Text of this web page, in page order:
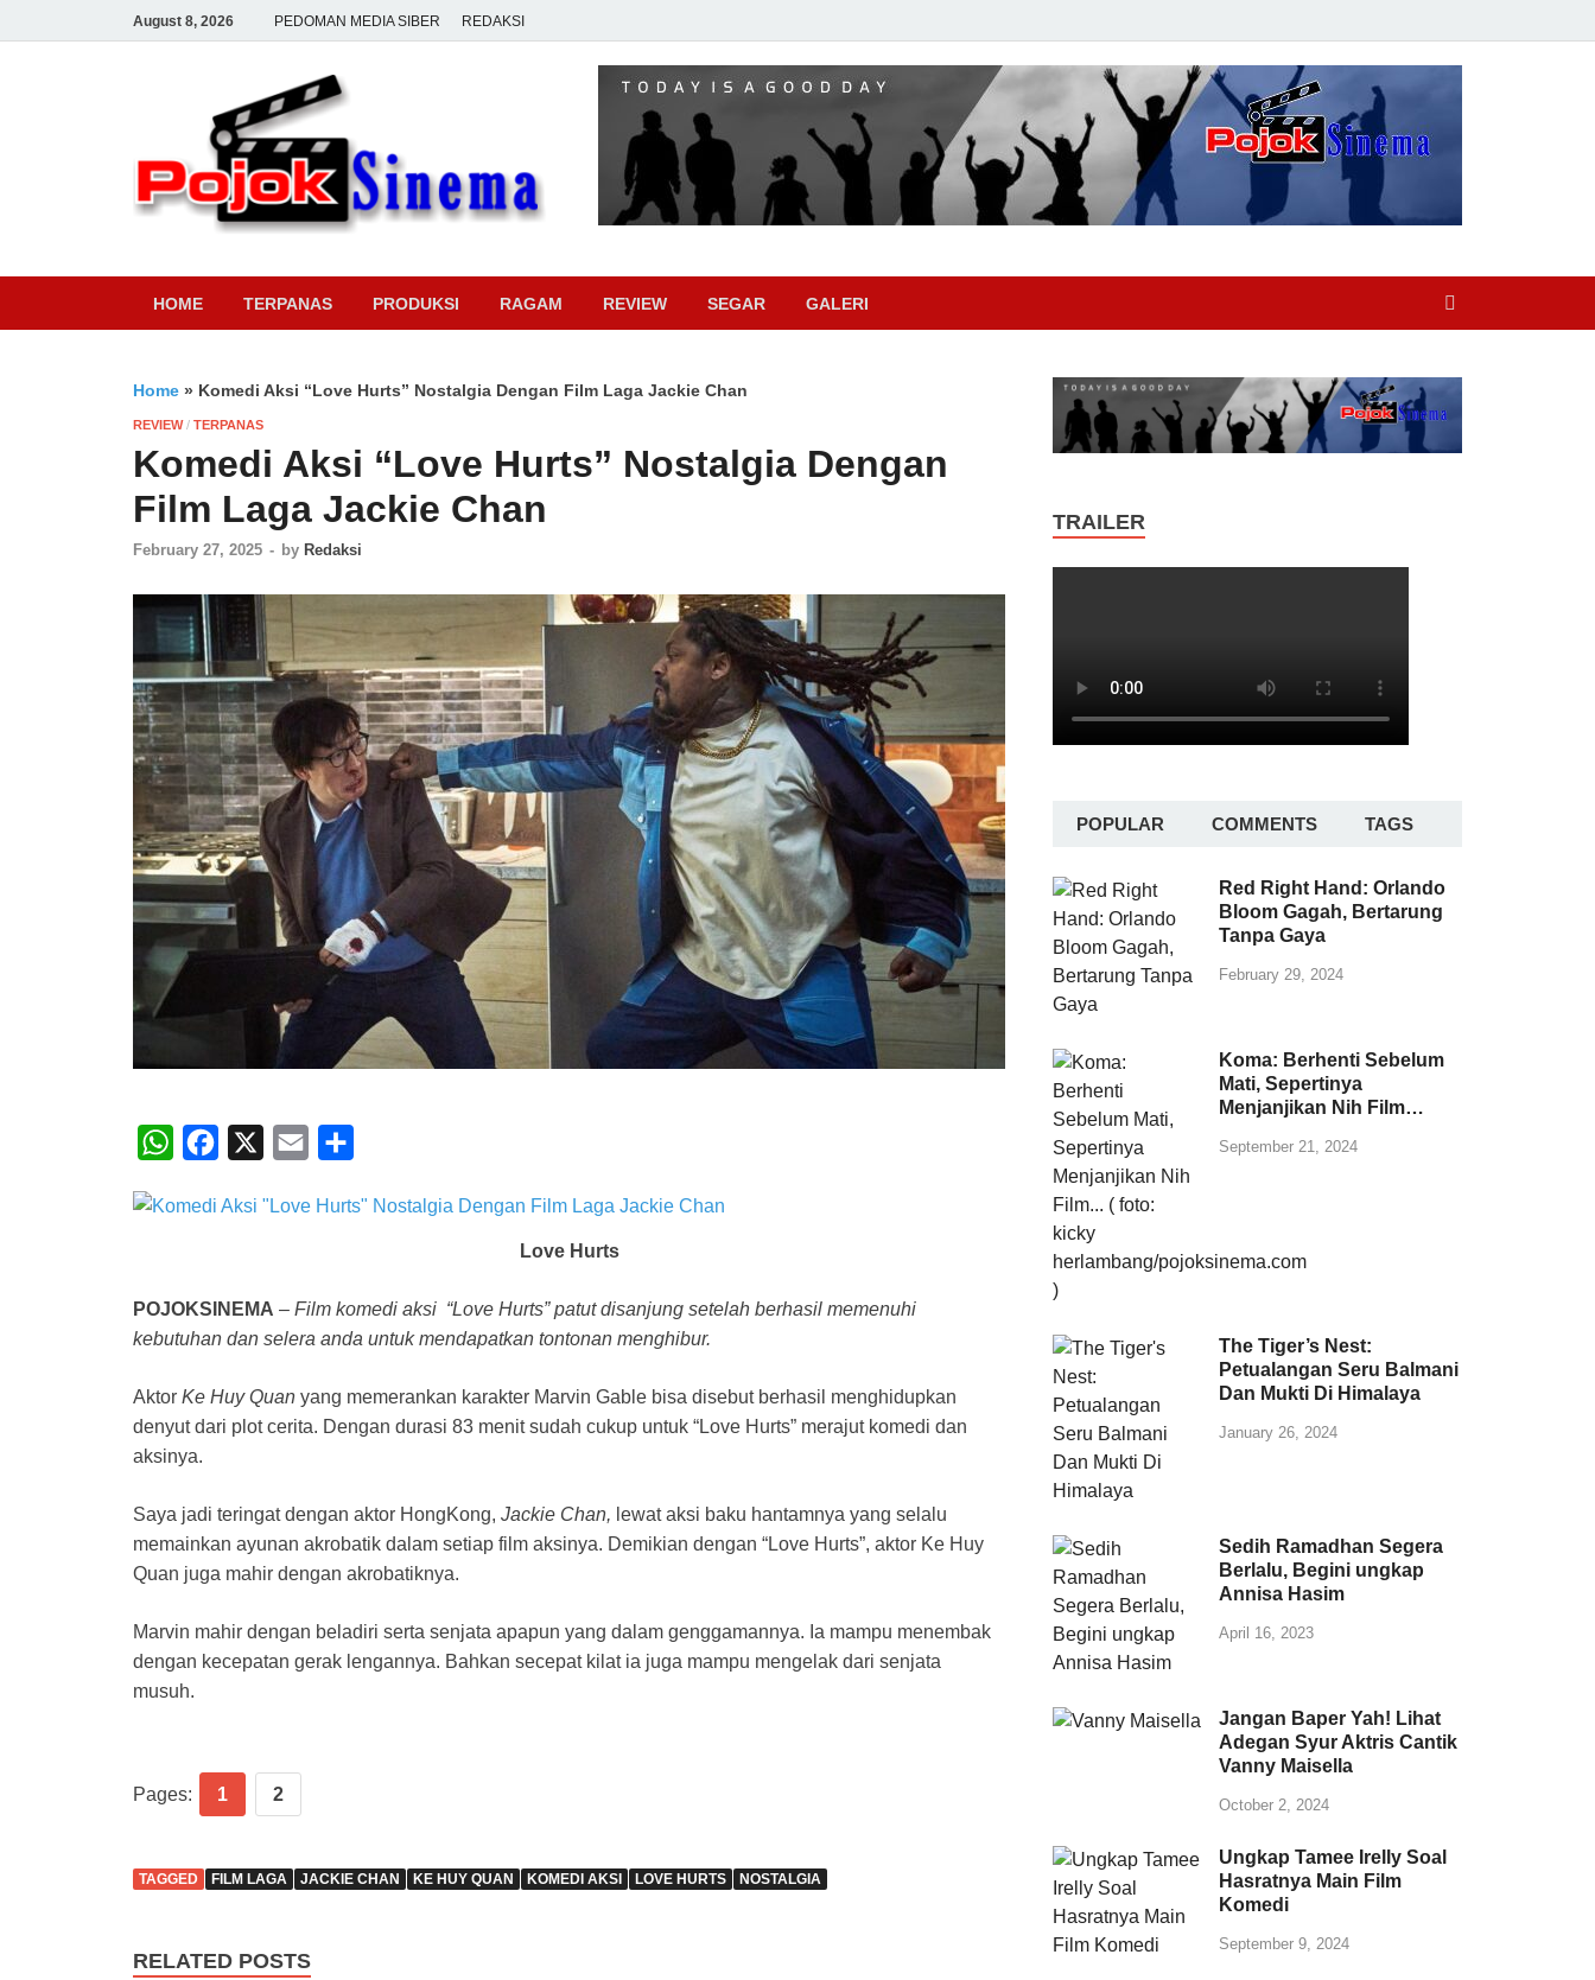
August 8, 2026 PEDOMAN MEDIA SIBER REDAKSI
Pojok Sinema
HOME TERPANAS PRODUKSI RAGAM REVIEW SEGAR GALERI
Home » Komedi Aksi “Love Hurts” Nostalgia Dengan Film Laga Jackie Chan
REVIEW/ TERPANAS
Komedi Aksi “Love Hurts” Nostalgia Dengan
Film Laga Jackie Chan
February 27, 2025 - by Redaksi
W
a
A
p
c
o
k
a
a
Love Hurts
POJOKSINEMA – Film komedi aksi “Love Hurts” patut disanjung setelah berhasil memenuhi
kebutuhan dan selera anda untuk mendapatkan tontonan menghibur.
Aktor Ke Huy Quan yang memerankan karakter Marvin Gable bisa disebut berhasil menghidupkan
denyut dari plot cerita. Dengan durasi 83 menit sudah cukup untuk “Love Hurts” merajut komedi dan
aksinya.
Saya jadi teringat dengan aktor HongKong, Jackie Chan, lewat aksi baku hantamnya yang selalu
memainkan ayunan akrobatik dalam setiap film aksinya. Demikian dengan “Love Hurts”, aktor Ke Huy
Quan juga mahir dengan akrobatiknya.
Marvin mahir dengan beladiri serta senjata apapun yang dalam genggamannya. Ia mampu menembak
dengan kecepatan gerak lengannya. Bahkan secepat kilat ia juga mampu mengelak dari senjata
musuh.
Pages: 1 2
TAGGED FILM LAGA JACKIE CHAN KE HUY QUAN KOMEDI AKSI LOVE HURTS NOSTALGIA
RELATED POSTS
TRAILER
POPULAR COMMENTS TAGS
Red Right Hand: Orlando
Bloom Gagah, Bertarung
Tanpa Gaya
February 29, 2024
Koma: Berhenti Sebelum
Mati, Sepertinya
Menjanjikan Nih Film…
September 21, 2024
The Tiger’s Nest:
Petualangan Seru Balmani
Dan Mukti Di Himalaya
January 26, 2024
Sedih Ramadhan Segera
Berlalu, Begini ungkap
Annisa Hasim
April 16, 2023
Jangan Baper Yah! Lihat
Adegan Syur Aktris Cantik
Vanny Maisella
October 2, 2024
Ungkap Tamee Irelly Soal
Hasratnya Main Film
Komedi
September 9, 2024